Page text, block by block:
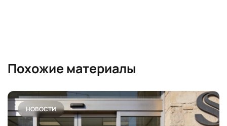
Похожие материалы
НОВОСТИ